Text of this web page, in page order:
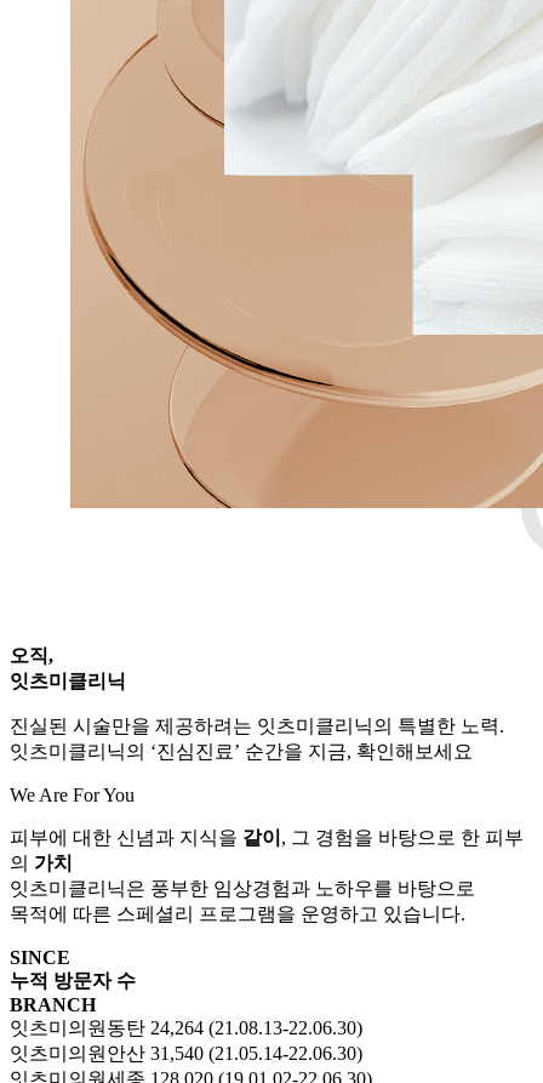
오직,
잇츠미클리닉
진실된 시술만을 제공하려는 잇츠미클리닉의 특별한 노력.
잇츠미클리닉의 ‘진심진료’ 순간을 지금, 확인해보세요
We Are For You
피부에 대한 신념과 지식을 같이 , 그 경험을 바탕으로 한 피부
의 가치
잇츠미클리닉은 풍부한 임상경험과 노하우를 바탕으로
목적에 따른 스페셜리 프로그램을 운영하고 있습니다.
SINCE
누적 방문자 수
BRANCH
잇츠미의원동탄 24,264 (21.08.13-22.06.30)
잇츠미의원안산 31,540 (21.05.14-22.06.30)
잇츠미의원세종 128,020 (19.01.02-22.06.30)